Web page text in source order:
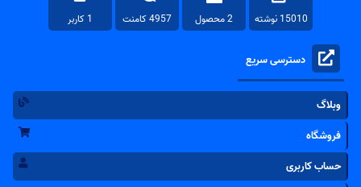
15010 نوشته 2 محصول 4957 کامنت 1 کاربر
دسترسی سریع
وبلاگ
فروشگاه
حساب کاربری